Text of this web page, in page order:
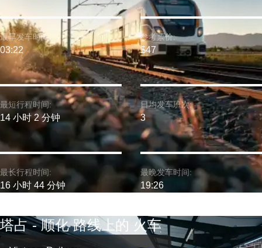
最短行程时间:
14 小时 2 分钟
最早发车时间:
03:22
最长行程时间:
16 小时 44 分钟
参考票价:
$47
日均发车班次:
3
最晚发车时间:
19:26
塔占 - 顺化 路线上的 火车